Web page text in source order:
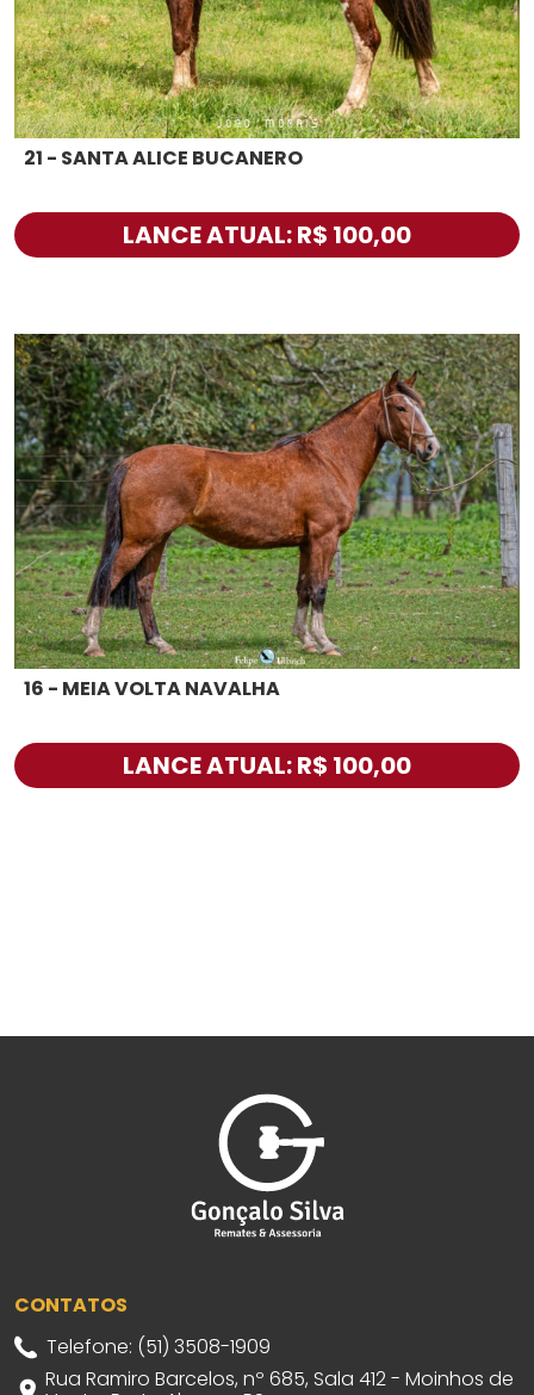
21 - SANTA ALICE BUCANERO
LANCE ATUAL: R$ 100,00
16 - MEIA VOLTA NAVALHA
LANCE ATUAL: R$ 100,00
CONTATOS
Telefone: (51) 3508-1909
Rua Ramiro Barcelos, nº 685, Sala 412 - Moinhos de